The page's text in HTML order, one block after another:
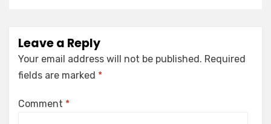
Leave a Reply
Your email address will not be published. Required
fields are marked *
Comment *